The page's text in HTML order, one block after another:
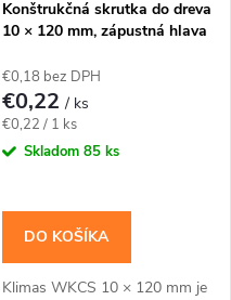
Konštrukčná skrutka do dreva
10 × 120 mm, zápustná hlava
€0,18 bez DPH
€0,22/ ks
Jednotková
cena:
€0,22 / 1 ks
Skladom 85 ks
DO KOŠÍKA
Klimas WKCS 10 × 120 mm je